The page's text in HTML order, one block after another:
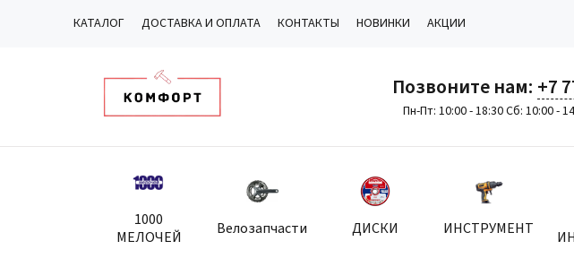
КАТАЛОГ ДОСТАВКА И ОПЛАТА КОНТАКТЫ НОВИНКИ АКЦИИ
Позвоните нам: +7
Пн-Пт: 10:00 - 18:30 Сб: 10:00 -
1000
МЕЛОЧЕЙ
Велозапчасти ДИСКИ ИНСТРУМЕНТ